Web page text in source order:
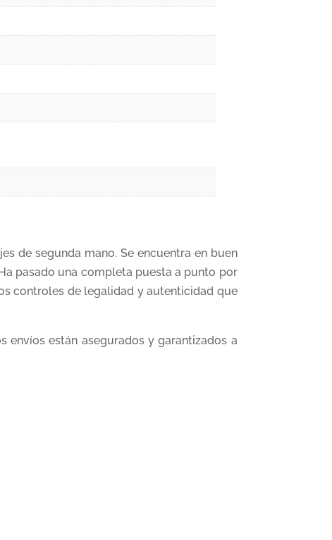
de segunda mano. Se encuentra en buen
pasado una completa puesta a punto por
controles de legalidad y autenticidad que
envíos están asegurados y garantizados a